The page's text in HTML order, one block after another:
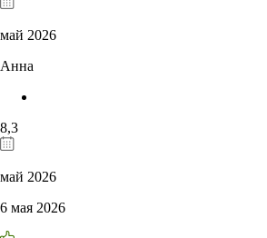
май 2026
Анна
8,3
май 2026
6 мая 2026